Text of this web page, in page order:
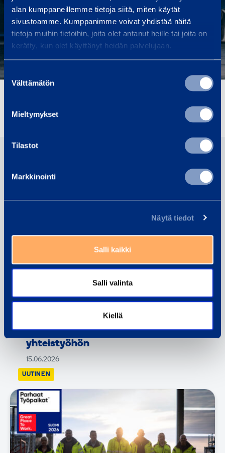
alan kumppaneillemme tietoja siitä, miten käytät
sivustoamme. Kumppanimme voivat yhdistää näitä
tietoja muihin tietoihin, joita olet antanut heille tai joita on
kerätty, kun olet käyttänyt heidän palvelujaan.
valinta
Välttämätön
Mieltymykset
Tilastot
Markkinointi
Näytä tiedot
Salli kaikki
Salli valinta
Kiellä
brändi säilyy käytössä vuoteen 2030
saakka.
STARK ja Ramirent strategiseen
yhteistyöhön
15.06.2026
UUTINEN
UUTINEN